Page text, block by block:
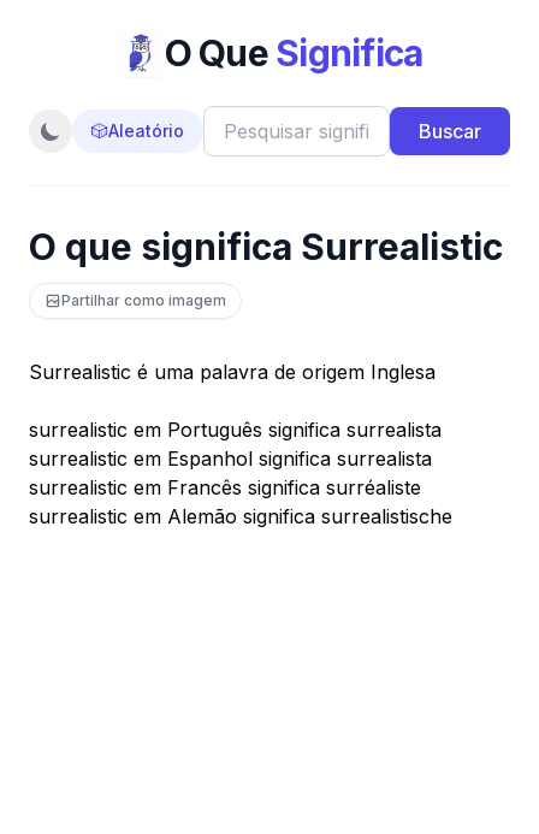
O QueSignifica
🎲Aleatório Buscar
O que significa Surrealistic
Partilhar como imagem
Surrealistic é uma palavra de origem Inglesa
surrealistic em Português significa surrealista
surrealistic em Espanhol significa surrealista
surrealistic em Francês significa surréaliste
surrealistic em Alemão significa surrealistische